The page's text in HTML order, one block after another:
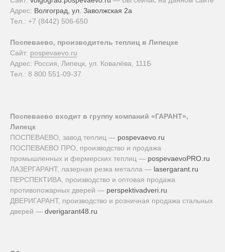
Адрес: Волгоград, ул. Заволжская 2а
Тел.: +7 (8442) 506-650
Поспеваево, производитель теплиц в Липецке
Сайт: pospevaevo.ru
Адрес: Россия, Липецк, ул. Ковалёва, 111Б
Тел.: 8 800 551-09-37
Поспеваево входит в группу компаний «ГАРАНТ»,
Липецк
ПОСПЕВАЕВО, завод теплиц — pospevaevo.ru
ПОСПЕВАЕВО ПРО, производство и продажа
промышленных и фермерских теплиц — pospevaevoPRO.ru
ЛАЗЕРГАРАНТ, лазерная резка металла — lasergarant.ru
ПЕРСПЕКТИВА, производство и оптовая продажа
противопожарных дверей — perspektivadveri.ru
ДВЕРИГАРАНТ, производство и розничная продажа стальных
дверей — dverigarant48.ru